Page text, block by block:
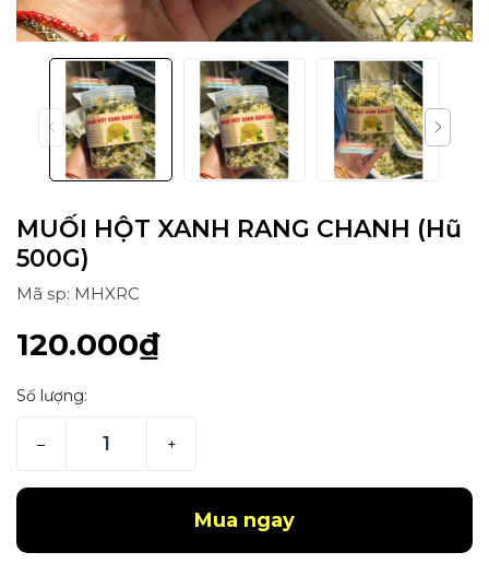
MUỐI HỘT XANH RANG CHANH (Hũ
500G)
Mã sp: MHXRC
120.000₫
Số lượng:
– +
Mua ngay